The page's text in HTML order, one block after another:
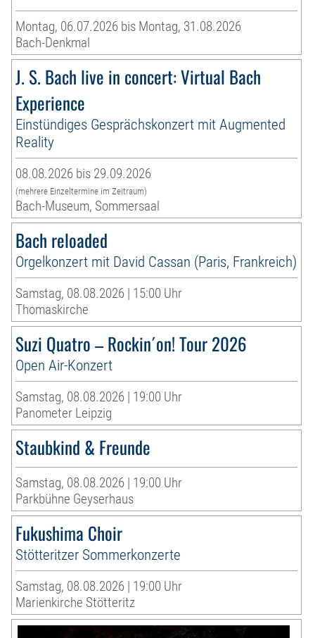
Montag, 06.07.2026 bis Montag, 31.08.2026
Bach-Denkmal
J. S. Bach live in concert: Virtual Bach
Experience
Einstündiges Gesprächskonzert mit Augmented
Reality
08.08.2026 bis 29.09.2026
(mehrere Einzeltermine im Zeitraum)
Bach-Museum, Sommersaal
Bach reloaded
Orgelkonzert mit David Cassan (Paris, Frankreich)
Samstag, 08.08.2026 | 15:00 Uhr
Thomaskirche
Suzi Quatro – Rockin´on! Tour 2026
Open Air-Konzert
Samstag, 08.08.2026 | 19:00 Uhr
Panometer Leipzig
Staubkind & Freunde
Samstag, 08.08.2026 | 19:00 Uhr
Parkbühne Geyserhaus
Fukushima Choir
Stötteritzer Sommerkonzerte
Samstag, 08.08.2026 | 19:00 Uhr
Marienkirche Stötteritz